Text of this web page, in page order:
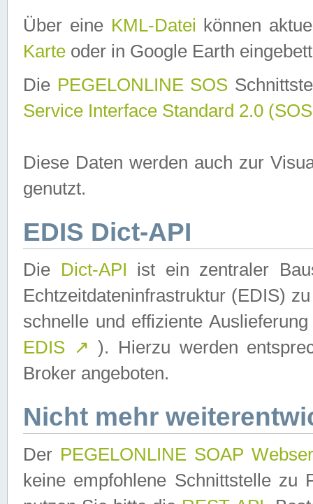
Über eine KML-Datei können
Karte oder in Google Earth
Die PEGELONLINE SOS
Service Interface Standard 2.0
Diese Daten werden auch zur
genutzt.
EDIS Dict-API
Die Dict-API ist ein zentraler
Echtzeitdateninfrastruktur (EDIS)
schnelle und effiziente
EDIS ↗ ). Hierzu werden
Broker angeboten.
Nicht mehr
Der PEGELONLINE SOAP
keine empfohlene Schnittstelle zu